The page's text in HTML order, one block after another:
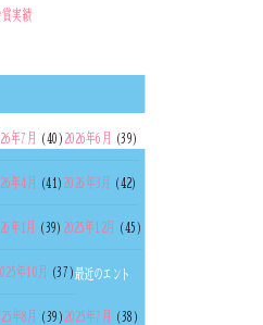
実績
年7月 (40) 2026年6月 (39)
年4月 (41) 2026年3月 (42)
年1月 (39) 2025年12月 (45)
年10月 (37)
年8月 (39) 2025年7月 (38)
最近のエント